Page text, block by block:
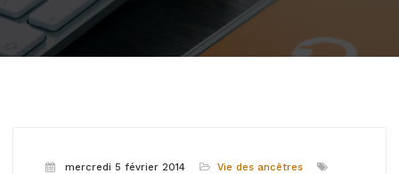
mercredi 5 février 2014
Vie des ancêtres